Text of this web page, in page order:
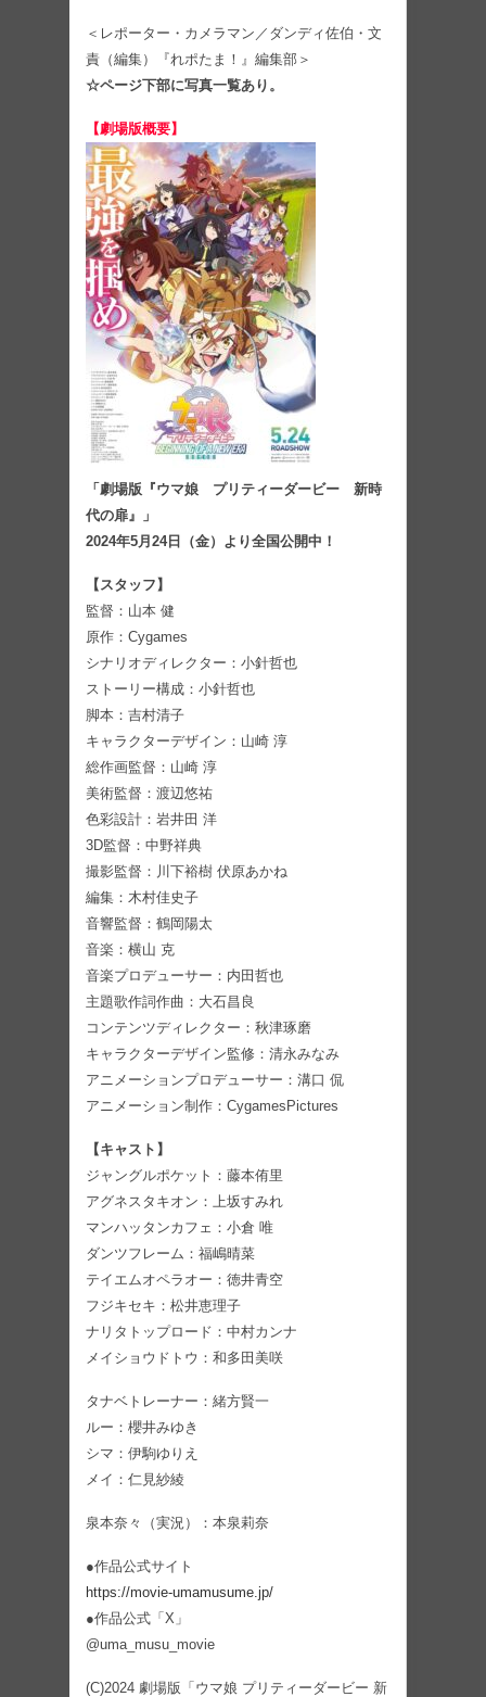
＜レポーター・カメラマン／ダンディ佐伯・文
責（編集）『れポたま！』編集部＞
☆ページ下部に写真一覧あり。
【劇場版概要】
「劇場版『ウマ娘 プリティーダービー 新時
代の扉』」
2024年5月24日（金）より全国公開中！
【スタッフ】
監督：山本 健
原作：Cygames
シナリオディレクター：小針哲也
ストーリー構成：小針哲也
脚本：吉村清子
キャラクターデザイン：山崎 淳
総作画監督：山崎 淳
美術監督：渡辺悠祐
色彩設計：岩井田 洋
3D監督：中野祥典
撮影監督：川下裕樹 伏原あかね
編集：木村佳史子
音響監督：鶴岡陽太
音楽：横山 克
音楽プロデューサー：内田哲也
主題歌作詞作曲：大石昌良
コンテンツディレクター：秋津琢磨
キャラクターデザイン監修：清永みなみ
アニメーションプロデューサー：溝口 侃
アニメーション制作：CygamesPictures
【キャスト】
ジャングルポケット：藤本侑里
アグネスタキオン：上坂すみれ
マンハッタンカフェ：小倉 唯
ダンツフレーム：福嶋晴菜
テイエムオペラオー：徳井青空
フジキセキ：松井恵理子
ナリタトップロード：中村カンナ
メイショウドトウ：和多田美咲
タナベトレーナー：緒方賢一
ルー：櫻井みゆき
シマ：伊駒ゆりえ
メイ：仁見紗綾
泉本奈々（実況）：本泉莉奈
●作品公式サイト
https://movie-umamusume.jp/
●作品公式「X」
@uma_musu_movie
(C)2024 劇場版「ウマ娘 プリティーダービー 新